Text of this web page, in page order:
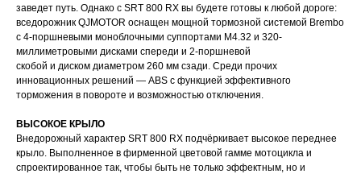
заведет путь. Однако с SRT 800 RX вы будете готовы к любой дороге:
вседорожник QJMOTOR оснащен мощной тормозной системой Brembo
с 4-поршневыми моноблочными суппортами M4.32 и 320-
миллиметровыми дисками спереди и 2-поршневой
скобой и диском диаметром 260 мм сзади. Среди прочих
инновационных решений — ABS с функцией эффективного
торможения в повороте и возможностью отключения.
ВЫСОКОЕ КРЫЛО
Внедорожный характер SRT 800 RX подчёркивает высокое переднее
крыло. Выполненное в фирменной цветовой гамме мотоцикла и
спроектированное так, чтобы быть не только эффектным, но и